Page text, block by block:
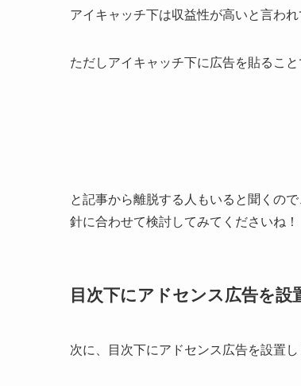
アイキャッチ下は収益性が高いと言わ
ただしアイキャッチ下に広告を貼ること
と記事から離脱する人もいると聞くの
針に合わせて検討してみてくださいね！
目次下にアドセンス広告を設
次に、目次下にアドセンス広告を設置し